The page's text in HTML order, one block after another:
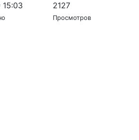
15:03 2127
Просмотров